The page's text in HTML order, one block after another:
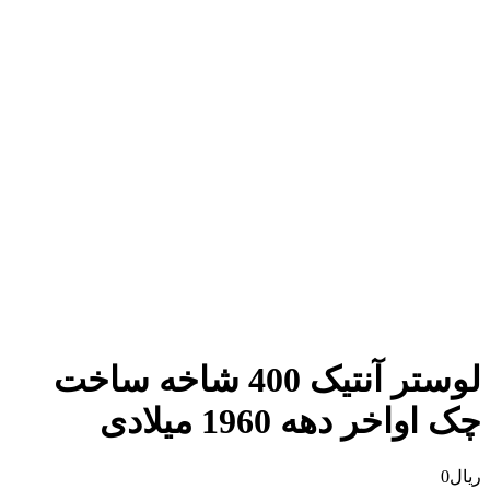
لوستر آنتیک 400 شاخه ساخت
اواخر دهه 1960 میلادی
0